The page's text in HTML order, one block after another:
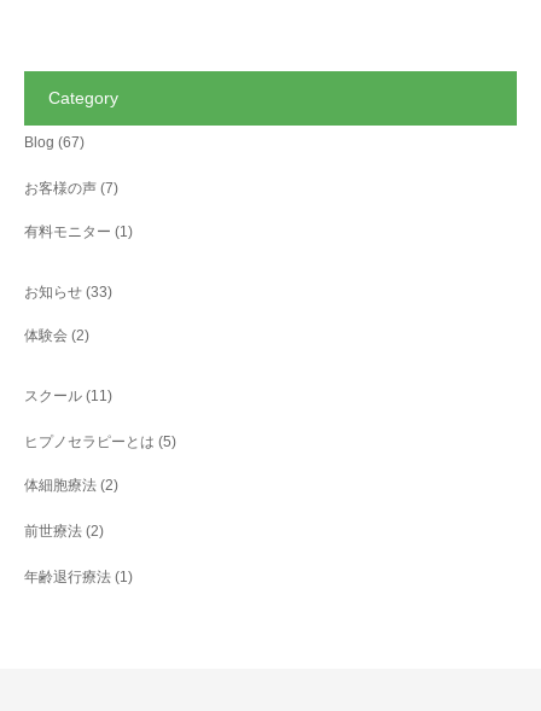
Category
Blog (67)
お客様の声 (7)
有料モニター (1)
お知らせ (33)
体験会 (2)
スクール (11)
ヒプノセラピーとは (5)
体細胞療法 (2)
前世療法 (2)
年齢退行療法 (1)